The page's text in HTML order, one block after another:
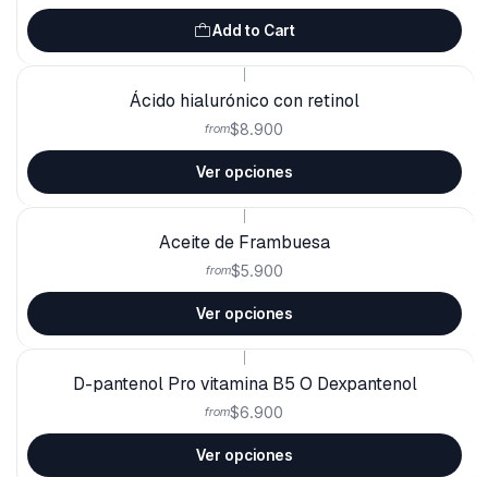
Add to Cart
Ácido hialurónico con retinol
from$8.900
Ver opciones
Aceite de Frambuesa
from$5.900
Ver opciones
D-pantenol Pro vitamina B5 O Dexpantenol
from$6.900
Ver opciones